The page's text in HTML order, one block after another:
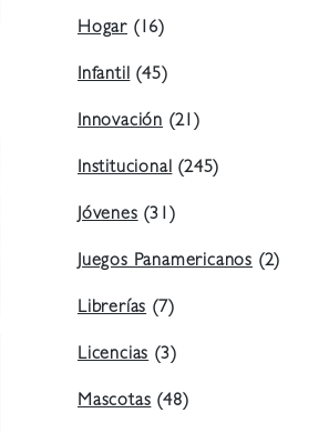
Hogar (16)
Infantil(45)
Innovación (21)
Institucional(245)
Jóvenes(31)
Juegos Panamericanos (2)
Librerías(7)
Licencias(3)
Mascotas(48)